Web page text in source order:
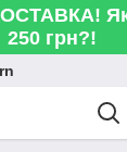
Як
250 грн?!